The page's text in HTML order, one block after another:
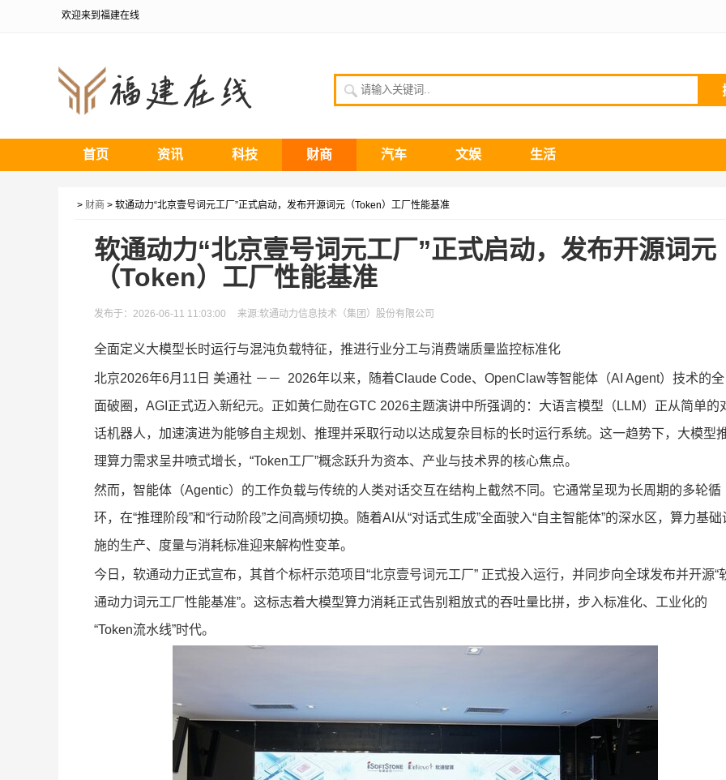
欢迎来到福建在线
请输入关键词
首页 资讯 科技 财商 汽车 文娱 生活
> 财商 > 软通动力“北京壹号词元工厂”正式启动，发布开源词元（Token）工厂性能基准
软通动力“北京壹号词元工厂”正式启动，发布开源词元
（Token）工厂性能基准
发布于：2026-06-11 11:03:00 来源:软通动力信息技术（集团）股份有限公司
全面定义大模型长时运行与混沌负载特征，推进行业分工与消费端质量监控标准化
北京2026年6月11日 美通社 －－ 2026年以来，随着Claude Code、OpenClaw等智能体（AI Agent）技术的全
面破圈，AGI正式迈入新纪元。正如黄仁勋在GTC 2026主题演讲中所强调的：大语言模型（LLM）正从简单的
话机器人，加速演进为能够自主规划、推理并采取行动以达成复杂目标的长时运行系统。这一趋势下，大模型
理算力需求呈井喷式增长，“Token工厂”概念跃升为资本、产业与技术界的核心焦点。
然而，智能体（Agentic）的工作负载与传统的人类对话交互在结构上截然不同。它通常呈现为长周期的多轮循
环，在“推理阶段”和“行动阶段”之间高频切换。随着AI从“对话式生成”全面驶入“自主智能体”的深水区，算力基础
施的生产、度量与消耗标准迎来解构性变革。
今日，软通动力正式宣布，其首个标杆示范项目“北京壹号词元工厂” 正式投入运行，并同步向全球发布并开源“
通动力词元工厂性能基准”。这标志着大模型算力消耗正式告别粗放式的吞吐量比拼，步入标准化、工业化的
“Token流水线”时代。